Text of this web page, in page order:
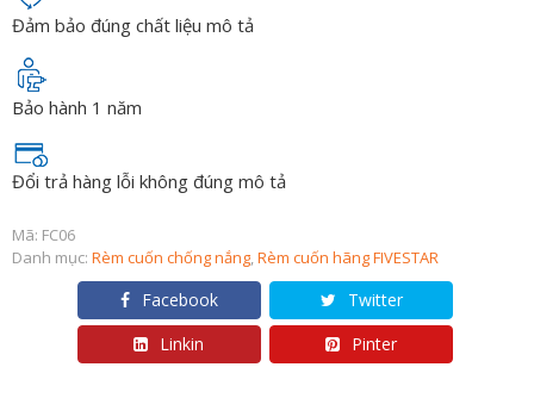
Đảm bảo đúng chất liệu mô tả
Bảo hành 1 năm
Đổi trả hàng lỗi không đúng mô tả
Mã: FC06
Danh mục: Rèm cuốn chống nắng,Rèm cuốn hãng FIVESTAR
Facebook
Twitter
Linkin
Pinter